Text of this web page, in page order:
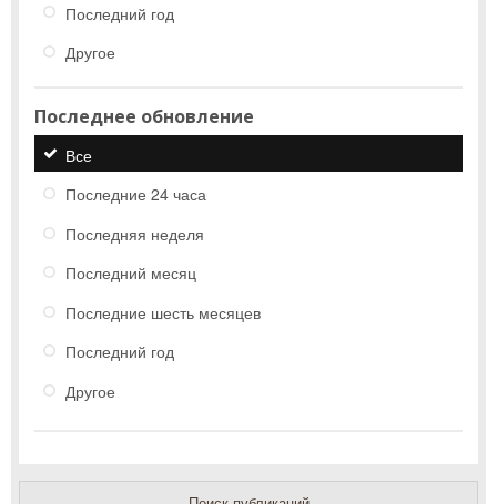
Последний год
Другое
Последнее обновление
Все
Последние 24 часа
Последняя неделя
Последний месяц
Последние шесть месяцев
Последний год
Другое